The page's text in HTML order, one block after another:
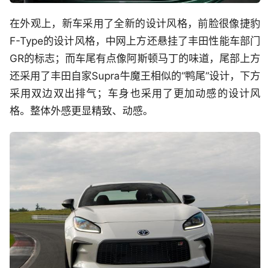
在外观上，新车采用了全新的设计风格，前脸很像捷豹
F-Type的设计风格，中网上方还悬挂了丰田性能车部门
GR的标志；而车尾有点像阿斯顿马丁的味道，尾部上方
还采用了丰田自家Supra牛魔王相似的“鸭尾”设计，下方
采用双边双出排气；车身也采用了更加动感的设计风
格。整体外感更显精致、动感。